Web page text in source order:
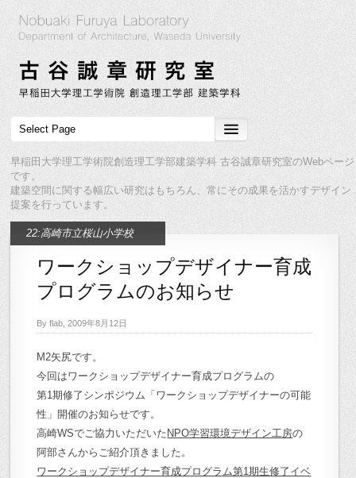
早稲田大学理工学術院創造理工学部建築学科 古谷誠章研究室のWebページ
です。
建築空間に関する幅広い研究はもちろん、常にその成果を活かすデザイン
提案を行っています。
22:高崎市立桜山小学校
ワークショップデザイナー育成
プログラムのお知らせ
By flab, 2009年8月12日
M2矢尻です。
今回はワークショップデザイナー育成プログラムの
第1期修了シンポジウム「ワークショップデザイナーの可能
性」開催のお知らせです。
高崎WSでご協力いただいた NPO学習環境デザイン工房の
阿部さんからご紹介頂きました。
ワークショップデザイナー育成プログラム第1期生修了イベ